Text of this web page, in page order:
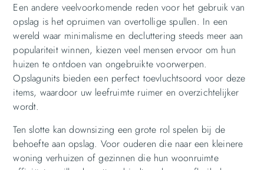
Een andere veelvoorkomende reden voor het gebruik van
opslag is het opruimen van overtollige spullen. In een
wereld waar minimalisme en decluttering steeds meer aan
populariteit winnen, kiezen veel mensen ervoor om hun
huizen te ontdoen van ongebruikte voorwerpen.
Opslagunits bieden een perfect toevluchtsoord voor deze
items, waardoor uw leefruimte ruimer en overzichtelijker
wordt.
Ten slotte kan downsizing een grote rol spelen bij de
behoefte aan opslag. Voor ouderen die naar een kleinere
woning verhuizen of gezinnen die hun woonruimte